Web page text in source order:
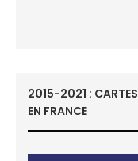
2015-2021 :
EN FRANCE